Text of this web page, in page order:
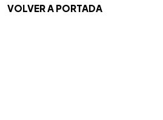
VOLVER A PORTADA